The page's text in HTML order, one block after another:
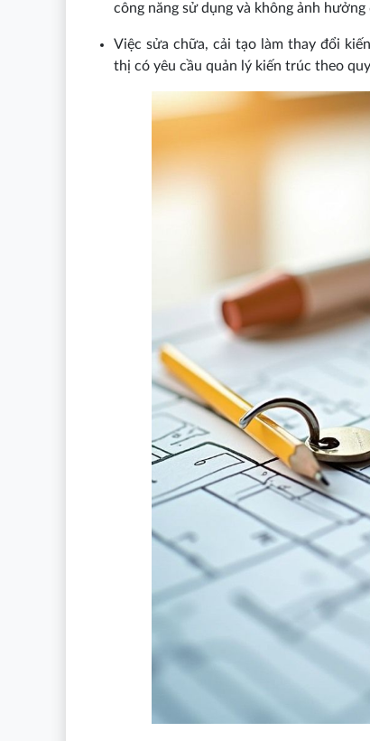
công năng sử dụng và không ảnh
Việc sửa chữa, cải tạo làm thay đổi
thị có yêu cầu quản lý kiến trúc theo